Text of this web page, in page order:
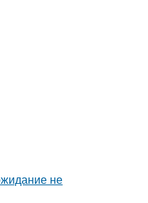
не